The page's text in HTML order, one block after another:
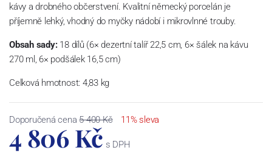
kávy a drobného občerstvení. Kvalitní německý porcelán je
příjemně lehký, vhodný do myčky nádobí i mikrovlnné trouby.
Obsah sady:18 dílů (6× dezertní talíř 22,5 cm, 6× šálek na kávu
270 ml, 6× podšálek 16,5 cm)
Celková hmotnost: 4,83 kg
Doporučená cena5 400 Kč 11% sleva
4 806 Kč s DPH